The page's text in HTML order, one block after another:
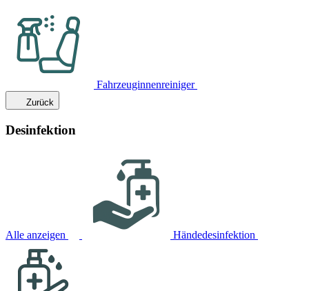
Fahrzeuginnenreiniger
Zurück
Desinfektion
Alle anzeigen Händedesinfektion